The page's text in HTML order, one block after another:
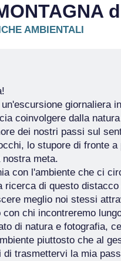
AMBIENTALI
giornaliera
coinvolgere dalla
dei nostri passi sul
lo stupore di fronte
nostra meta.
con l'ambiente che ci
ricerca di questo
meglio noi stessi
chi incontreremo
di natura e fotografia,
piuttosto che al
trasmettervi la mia